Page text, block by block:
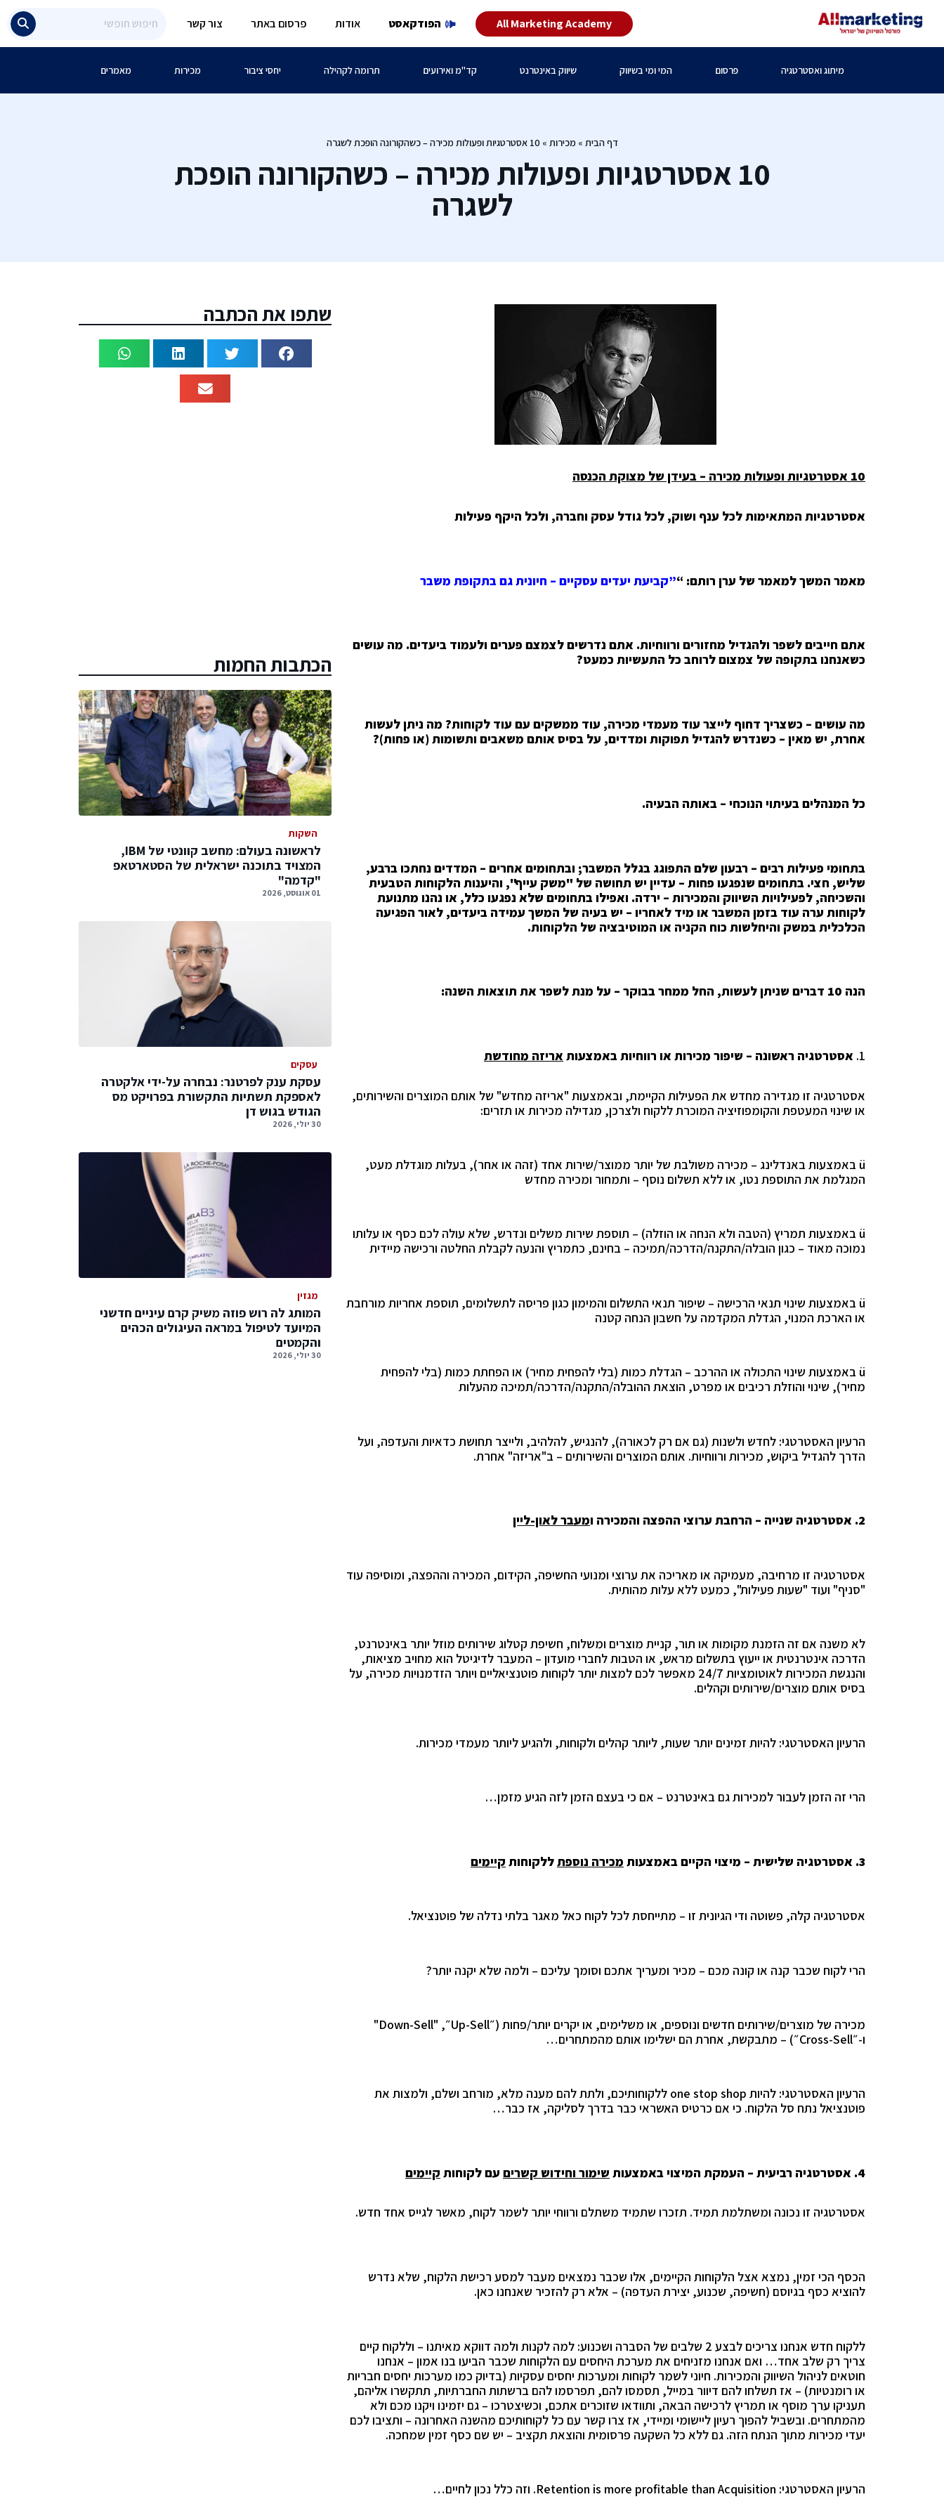
All Marketing Academy הפודקאסט אודות פרסום באתר צור קשר
מיתוג ואסטרטגיה פרסום המי ומי בשיווק שיווק באינטרנט קד"מ ואירועים תרומה לקהילה יחסי ציבור מכירות מאמרים
דף הבית » מכירות »10 אסטרטגיות ופעולות מכירה – כשהקורונה הופכת לשגרה
10 אסטרטגיות ופעולות מכירה – כשהקורונה הופכת
לשגרה
10 אסטרטגיות ופעולות מכירה – בעידן של מצוקת הכנסה
אסטרטגיות המתאימות לכל ענף ושוק, לכל גודל עסק וחברה, ולכל היקף פעילות
מאמר המשך למאמר של ערן רותם: “ קביעת יעדים עסקיים – חיונית גם בתקופת משבר”
אתם חייבים לשפר ולהגדיל מחזורים ורווחיות. אתם נדרשים לצמצם פערים ולעמוד ביעדים. מה עושים
כשאנחנו בתקופה של צמצום לרוחב כל התעשיות כמעט?
מה עושים – כשצריך דחוף לייצר עוד מעמדי מכירה, עוד ממשקים עם עוד לקוחות? מה ניתן לעשות
אחרת, יש מאין – כשנדרש להגדיל תפוקות ומדדים, על בסיס אותם משאבים ותשומות (או פחות)?
כל המנהלים בעיתוי הנוכחי – באותה הבעיה.
בתחומי פעילות רבים – רבעון שלם התפוגג בגלל המשבר; ובתחומים אחרים – המדדים נחתכו ברבע,
שליש, חצי. בתחומים שנפגעו פחות – עדיין יש תחושה של "משק עייף", והיענות הלקוחות הטבעית
והשכיחה, לפעילויות השיווק והמכירות – ירדה. ואפילו בתחומים שלא נפגעו כלל, או נהנו מתנועת
לקוחות ערה עוד בזמן המשבר או מיד לאחריו – יש בעיה של המשך עמידה ביעדים, לאור הפגיעה
הכלכלית במשק והיחלשות כוח הקניה או המוטיבציה של הלקוחות.
הנה 10 דברים שניתן לעשות, החל ממחר בבוקר – על מנת לשפר את תוצאות השנה:
1. אסטרטגיה ראשונה – שיפור מכירות או רווחיות באמצעות אריזה מחודשת
אסטרטגיה זו מגדירה מחדש את הפעילות הקיימת, ובאמצעות "אריזה מחדש" של אותם המוצרים והשירותים,
או שינוי המעטפת והקומפוזיציה המוכרת ללקוח ולצרכן, מגדילה מכירות או תזרים:
ü באמצעות באנדלינג – מכירה משולבת של יותר ממוצר/שירות אחד (זהה או אחר), בעלות מוגדלת מעט,
המגלמת את התוספת נטו, או ללא תשלום נוסף – ותמחור ומכירה מחדש
ü באמצעות תמריץ (הטבה ולא הנחה או הוזלה) – תוספת שירות משלים ונדרש, שלא עולה לכם כסף או עלותו
נמוכה מאוד – כגון הובלה/התקנה/הדרכה/תמיכה – בחינם, כתמריץ והנעה לקבלת החלטה ורכישה מיידית
ü באמצעות שינוי תנאי הרכישה – שיפור תנאי התשלום והמימון כגון פריסה לתשלומים, תוספת אחריות מורחבת
או הארכת המנוי, הגדלת המקדמה על חשבון הנחה קטנה
ü באמצעות שינוי התכולה או ההרכב – הגדלת כמות (בלי להפחית מחיר) או הפחתת כמות (בלי להפחית
מחיר), שינוי והוזלת רכיבים או מפרט, הוצאת ההובלה/התקנה/הדרכה/תמיכה מהעלות
הרעיון האסטרטגי: לחדש ולשנות (גם אם רק לכאורה), להנגיש, להלהיב, ולייצר תחושת כדאיות והעדפה, ועל
הדרך להגדיל ביקוש, מכירות ורווחיות. אותם המוצרים והשירותים – ב"אריזה" אחרת.
2. אסטרטגיה שנייה – הרחבת ערוצי ההפצה והמכירה ומעבר לאון-ליין
אסטרטגיה זו מרחיבה, מעמיקה או מאריכה את ערוצי ומנועי החשיפה, הקידום, המכירה וההפצה, ומוסיפה עוד
"סניף" ועוד "שעות פעילות", כמעט ללא עלות מהותית.
לא משנה אם זה הזמנת מקומות או תור, קניית מוצרים ומשלוח, חשיפת קטלוג שירותים מוזל יותר באינטרנט,
הדרכה אינטרנטית או ייעוץ בתשלום מראש, או הטבות לחברי מועדון – המעבר לדיגיטל הוא מחויב מציאות,
והנגשת המכירות לאוטומציות 24/7 מאפשר לכם למצות יותר לקוחות פוטנציאליים ויותר הזדמנויות מכירה, על
בסיס אותם מוצרים/שירותים וקהלים.
הרעיון האסטרטגי: להיות זמינים יותר שעות, ליותר קהלים ולקוחות, ולהגיע ליותר מעמדי מכירות.
הרי זה הזמן לעבור למכירות גם באינטרנט – אם כי בעצם הזמן לזה הגיע מזמן…
3. אסטרטגיה שלישית – מיצוי הקיים באמצעות מכירה נוספתללקוחות קיימים
אסטרטגיה קלה, פשוטה ודי הגיונית זו – מתייחסת לכל לקוח כאל מאגר בלתי נדלה של פוטנציאל.
הרי לקוח שכבר קנה או קונה מכם – מכיר ומעריך אתכם וסומך עליכם – ולמה שלא יקנה יותר?
מכירה של מוצרים/שירותים חדשים ונוספים, או משלימים, או יקרים יותר/פחות (״Up-Sell״, ""Down-Sell
ו-״Cross-Sell״) – מתבקשת, אחרת הם ישלימו אותם מהמתחרים…
הרעיון האסטרטגי: להיות one stop shop ללקוחותיכם, ולתת להם מענה מלא, מורחב ושלם, ולמצות את
פוטנציאל נתח סל הלקוח. כי אם כרטיס האשראי כבר בדרך לסליקה, אז כבר…
4. אסטרטגיה רביעית – העמקת המיצוי באמצעות שימור וחידוש קשרים עם לקוחות קיימים
אסטרטגיה זו נכונה ומשתלמת תמיד. תזכרו שתמיד משתלם ורווחי יותר לשמר לקוח, מאשר לגייס אחד חדש.
הכסף הכי זמין, נמצא אצל הלקוחות הקיימים, אלו שכבר נמצאים מעבר למסע רכישת הלקוח, שלא נדרש
להוציא כסף בגיוסם (חשיפה, שכנוע, יצירת העדפה) – אלא רק להזכיר שאנחנו כאן.
ללקוח חדש אנחנו צריכים לבצע 2 שלבים של הסברה ושכנוע: למה לקנות ולמה דווקא מאיתנו – וללקוח קיים
צריך רק שלב אחד… ואם אנחנו מזניחים את מערכת היחסים עם הלקוחות שכבר הביעו בנו אמון – אנחנו
חוטאים לניהול השיווק והמכירות. חיוני לשמר לקוחות ומערכות יחסים עסקיות (בדיוק כמו מערכות יחסים חבריות
או רומנטיות) – אז תשלחו להם דיוור במייל, תסמסו להם, תפרסמו להם ברשתות החברתיות, תתקשרו אליהם,
תעניקו ערך מוסף או תמריץ לרכישה הבאה, ותוודאו שזוכרים אתכם, וכשיצטרכו – גם יזמינו ויקנו מכם ולא
מהמתחרים. ובשביל להפוך רעיון ליישומי ומיידי, אז צרו קשר עם כל לקוחותיכם מהשנה האחרונה – ותציבו לכם
יעדי מכירות מתוך הנתח הזה. גם ללא כל השקעה פרסומית והוצאת תקציב – יש שם כסף זמין שמחכה.
הרעיון האסטרטגי: Retention is more profitable than Acquisition. וזה כלל נכון לחיים…
שתפו את הכתבה
הכתבות החמות
השקות
לראשונה בעולם: מחשב קוונטי של IBM,
המצויד בתוכנה ישראלית של הסטארטאפ
"קדמה"
01 אוגוסט, 2026
עסקים
עסקת ענק לפרטנר: נבחרה על-ידי אלקטרה
לאספקת תשתיות התקשורת בפרויקט מס
הגודש בגוש דן
30 יולי, 2026
מגזין
המותג לה רוש פוזה משיק קרם עיניים חדשני
המיועד לטיפול במראה העיגולים הכהים
והקמטים
30 יולי, 2026